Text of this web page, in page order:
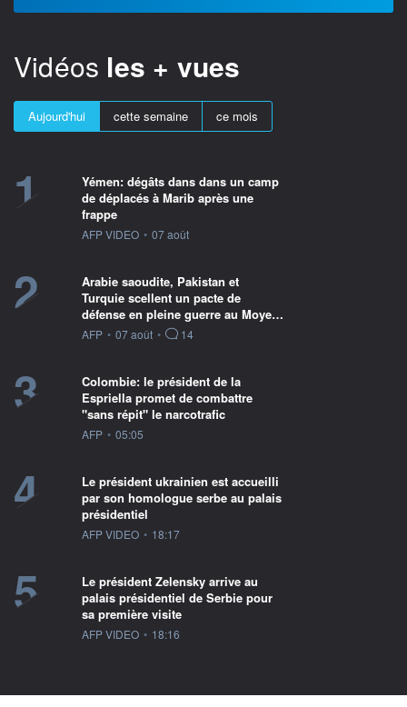
Vidéos les + vues
Aujourd'hui cette semaine ce mois
1
Yémen: dégâts dans dans un camp
de déplacés à Marib après une
frappe
information fournie par
AFP VIDEO • 07 août
2
Arabie saoudite, Pakistan et
Turquie scellent un pacte de
défense en pleine guerre au Moye…
information fournie par
AFP • 07 août • 14
3
Colombie: le président de la
Espriella promet de combattre
"sans répit" le narcotrafic
information fournie par
AFP • 05:05
4
Le président ukrainien est accueilli
par son homologue serbe au palais
présidentiel
information fournie par
AFP VIDEO • 18:17
5
Le président Zelensky arrive au
palais présidentiel de Serbie pour
sa première visite
information fournie par
AFP VIDEO • 18:16